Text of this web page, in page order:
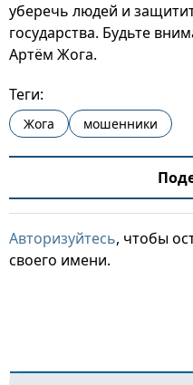
уберечь людей и
государства. Будьте
Артём Жога.
Теги:
Жога мошенники
Авторизуйтесь, чтобы
своего имени.